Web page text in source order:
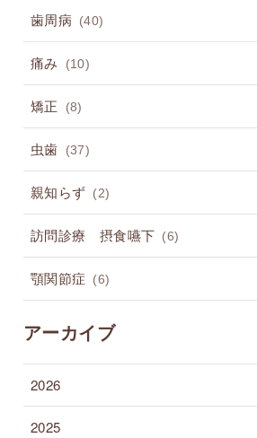
歯周病 (40)
痛み (10)
矯正 (8)
虫歯 (37)
親知らず (2)
訪問診療 摂食嚥下 (6)
顎関節症 (6)
アーカイブ
2026
2025